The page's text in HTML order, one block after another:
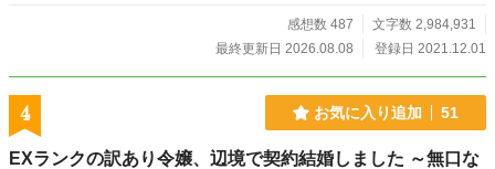
感想数 487
文字数 2,984,931
最終更新日 2026.08.08
登録日 2021.12.01
4 お気に入り追加 51
EXランクの訳あり令嬢、辺境で契約結婚しました ～無口な